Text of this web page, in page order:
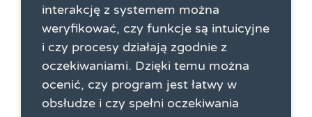
interakcję z systemem można
weryfikować, czy funkcje są intuicyjne
i czy procesy działają zgodnie z
oczekiwaniami. Dzięki temu można
ocenić, czy program jest łatwy w
obsłudze i czy spełni oczekiwania